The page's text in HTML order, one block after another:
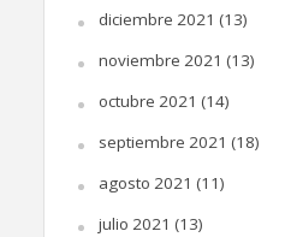
diciembre 2021 (13)
noviembre 2021 (13)
octubre 2021 (14)
septiembre 2021 (18)
agosto 2021 (11)
julio 2021 (13)